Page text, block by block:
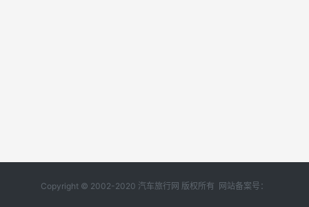
Copyright © 2002-2020 汽车旅行网 版权所有 网站备案号：